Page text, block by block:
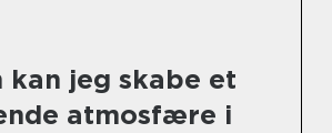
kan jeg skabe et
atmosfære i